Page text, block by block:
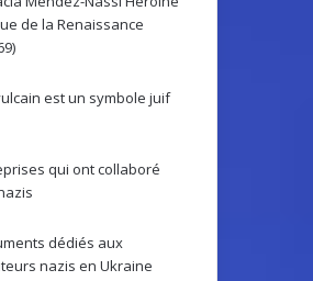
de la Renaissance
est un symbole juif
qui ont collaboré
dédiés aux
nazis en Ukraine